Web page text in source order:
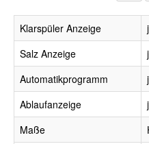
Klarspüler Anzeige
Salz Anzeige
Automatikprogramm
Ablaufanzeige
Maße